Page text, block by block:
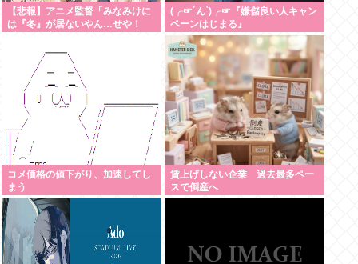
【悲報】アニメ監督「みなみけに
は『冬』が居ないやん…せや！
(╭☞´ん`)╭☞『嫌儲良い人キャン
ペーンはじまる』
コメ価格の値下がり、加速してし
まう
賃上げしない企業 過去最多ペー
スで倒産へ